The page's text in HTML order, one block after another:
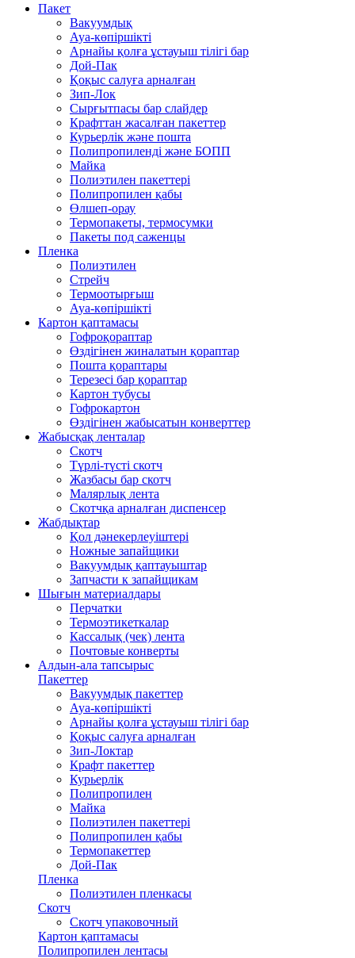
Пакет
Вакуумдық
Ауа-көпіршікті
Арнайы қолға ұстауыш тілігі бар
Дой-Пак
Қоқыс салуға арналған
Зип-Лок
Сырғытпасы бар слайдер
Крафттан жасалған пакеттер
Курьерлік және пошта
Полипропиленді және БОПП
Майка
Полиэтилен пакеттері
Полипропилен қабы
Өлшеп-орау
Термопакеты, термосумки
Пакеты под саженцы
Пленка
Полиэтилен
Стрейч
Термоотырғыш
Ауа-көпіршікті
Картон қаптамасы
Гофроқораптар
Өздігінен жиналатын қораптар
Пошта қораптары
Терезесі бар қораптар
Картон тубусы
Гофрокартон
Өздігінен жабысатын конверттер
Жабысқақ ленталар
Скотч
Түрлі-түсті скотч
Жазбасы бар скотч
Малярлық лента
Скотчқа арналған диспенсер
Жабдықтар
Қол дәнекерлеуіштері
Ножные запайщики
Вакуумдық қаптауыштар
Запчасти к запайщикам
Шығын материалдары
Перчатки
Термоэтикеткалар
Кассалық (чек) лента
Почтовые конверты
Алдын-ала тапсырыс
Пакеттер
Вакуумдық пакеттер
Ауа-көпіршікті
Арнайы қолға ұстауыш тілігі бар
Қоқыс салуға арналған
Зип-Локтар
Крафт пакеттер
Курьерлік
Полипропилен
Майка
Полиэтилен пакеттері
Полипропилен қабы
Термопакеттер
Дой-Пак
Пленка
Полиэтилен пленкасы
Скотч
Скотч упаковочный
Картон қаптамасы
Полипропилен лентасы